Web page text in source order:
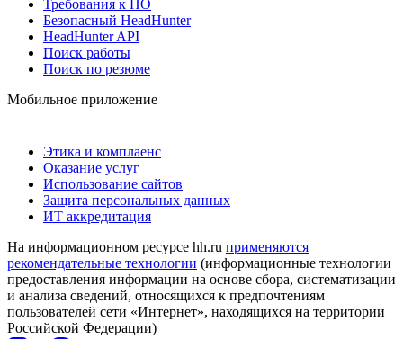
Требования к ПО
Безопасный HeadHunter
HeadHunter API
Поиск работы
Поиск по резюме
Мобильное приложение
Этика и комплаенс
Оказание услуг
Использование сайтов
Защита персональных данных
ИТ аккредитация
На информационном ресурсе hh.ru применяются
рекомендательные технологии (информационные технологии
предоставления информации на основе сбора, систематизации
и анализа сведений, относящихся к предпочтениям
пользователей сети «Интернет», находящихся на территории
Российской Федерации)